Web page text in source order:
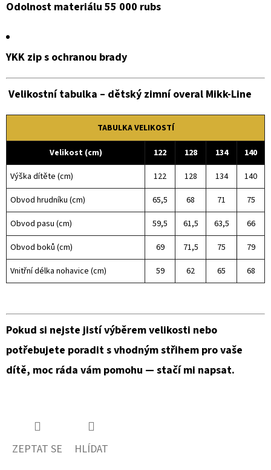
Odolnost materiálu 55 000 rubs
YKK zip s ochranou brady
Velikostní tabulka – dětský zimní overal Mikk-Line
TABULKA VELIKOSTÍ
Velikost (cm) 122 128 134
140
Výška dítěte (cm)
122 128 134
140
Obvod hrudníku (cm)
65,5 68 71
75
Obvod pasu (cm)
59,5 61,5 63,5
66
Obvod boků (cm)
69 71,5 75
79
Vnitřní délka nohavice (cm)
59 62 65 68
Pokud si nejste jistí výběrem velikosti nebo
potřebujete poradit s vhodným střihem pro vaše
dítě, moc ráda vám pomohu — stačí mi napsat.
ZEPTAT SE
HLÍDAT